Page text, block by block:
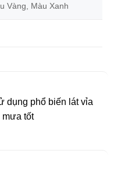
Vàng, Màu Xanh
dụng phổ biến lát vỉa
mưa tốt